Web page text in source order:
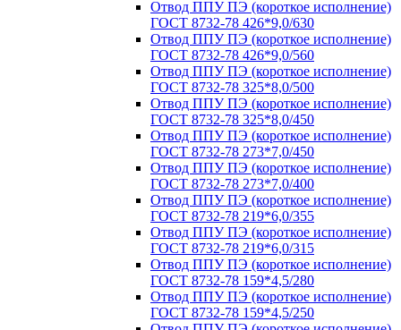
Отвод ППУ ПЭ (короткое исполнение)
ГОСТ 8732-78 426*9,0/630
Отвод ППУ ПЭ (короткое исполнение)
ГОСТ 8732-78 426*9,0/560
Отвод ППУ ПЭ (короткое исполнение)
ГОСТ 8732-78 325*8,0/500
Отвод ППУ ПЭ (короткое исполнение)
ГОСТ 8732-78 325*8,0/450
Отвод ППУ ПЭ (короткое исполнение)
ГОСТ 8732-78 273*7,0/450
Отвод ППУ ПЭ (короткое исполнение)
ГОСТ 8732-78 273*7,0/400
Отвод ППУ ПЭ (короткое исполнение)
ГОСТ 8732-78 219*6,0/355
Отвод ППУ ПЭ (короткое исполнение)
ГОСТ 8732-78 219*6,0/315
Отвод ППУ ПЭ (короткое исполнение)
ГОСТ 8732-78 159*4,5/280
Отвод ППУ ПЭ (короткое исполнение)
ГОСТ 8732-78 159*4,5/250